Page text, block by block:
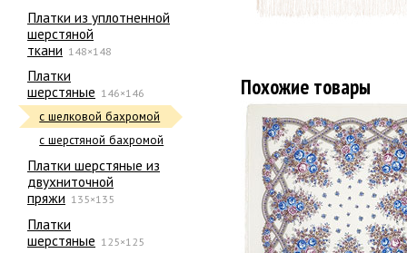
Платки из уплотненной
шерстяной
ткани 148×148
Платки
шерстяные 146×146
с шелковой бахромой
с шерстяной бахромой
Платки шерстяные из
двухниточной
пряжи 135×135
Платки
шерстяные 125×125
Похожие товары